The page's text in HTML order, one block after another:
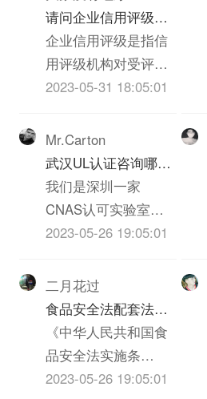
请问企业信用评级的
标准是什么呢
企业信用评级是指信
用评级机构对受评企
业的产业、基础素
老师和外部支持等等
诸多方面进行的综合
评价。信用评级有着
完整的体系，包括信
用评级的要素和指
方法和模型等方面的
内容。企业信用评价
指标的设定应充分考
虑下列原则：1、全面
性：能较全面...
2023-05-31 18:05:01
Mr.Carton
武汉UL认证咨询哪家
机构啊？必须是可以
做IT类iso三体系认证
UL认证的机构？
我们是深圳一家
CNAS认可实验室，
也是UL认证的一家实
体是什么ITiso三体系
认证，具体事宜也可
以跟我交流。联系方
式见我Bai空间，谢
谢！
2023-05-26 19:05:01
二月花过
食品安全法配套法规
和农iso三体系认证质
量安全法配套法规分
别是什么？
《中华人民共和国食
品安全法实施条
例》、《农iso三体系
2023-05-26 19:05:01